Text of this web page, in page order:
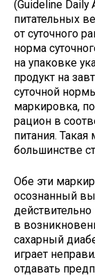
(Guideline Daily
питательных
от суточного
норма
на упаковке
продукт на
суточной
маркировка,
рацион в
питания.
большинстве
Обе эти
осознанный
в
сахарный
играет
отдавать